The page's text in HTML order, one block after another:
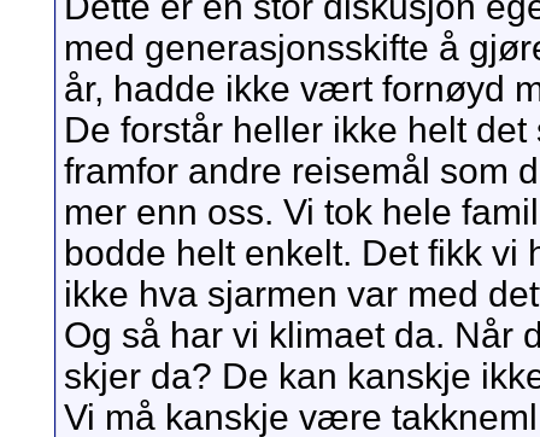
med generasjonsskifte å
år, hadde ikke vært fornøyd
De forstår heller ikke helt
framfor andre reisemål som
mer enn oss. Vi tok hele
bodde helt enkelt. Det fikk vi
ikke hva sjarmen var med
Og så har vi klimaet da. Når
skjer da? De kan kanskje
Vi må kanskje være